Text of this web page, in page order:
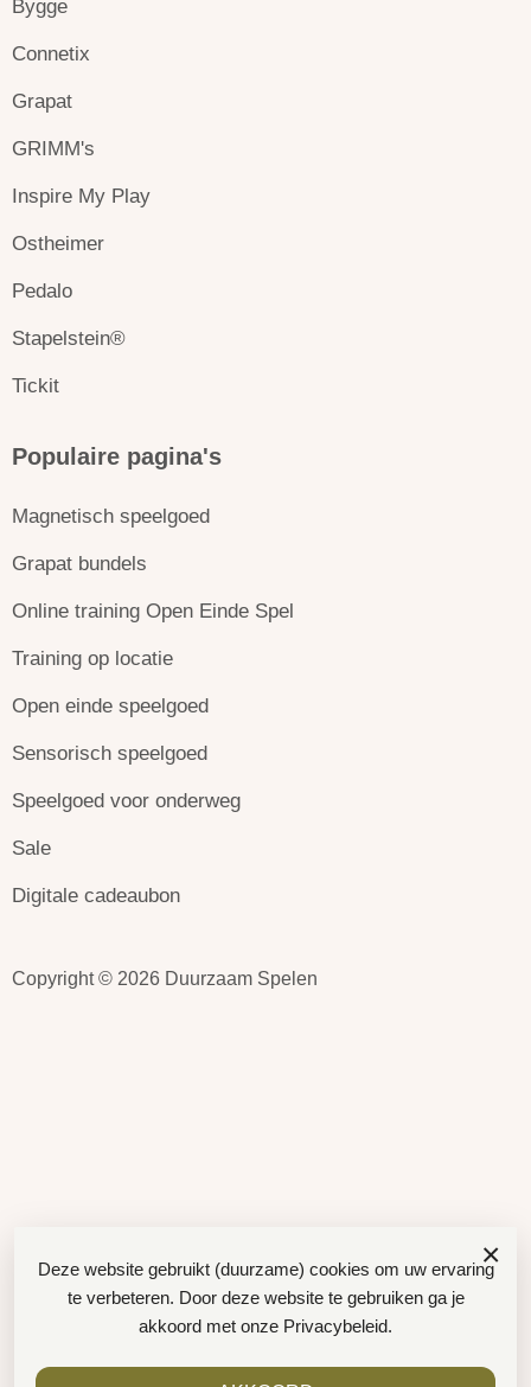
Bygge
Connetix
Grapat
GRIMM's
Inspire My Play
Ostheimer
Pedalo
Stapelstein®
Tickit
Populaire pagina's
Magnetisch speelgoed
Grapat bundels
Online training Open Einde Spel
Training op locatie
Open einde speelgoed
Sensorisch speelgoed
Speelgoed voor onderweg
Sale
Digitale cadeaubon
Copyright © 2026 Duurzaam Spelen
×
Deze website gebruikt (duurzame) cookies om uw ervaring
te verbeteren. Door deze website te gebruiken ga je
akkoord met onze Privacybeleid.